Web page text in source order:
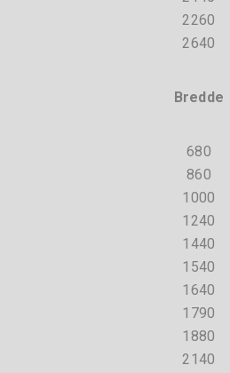
2260
2640
Bredde
680
860
1000
1240
1440
1540
1640
1790
1880
2140